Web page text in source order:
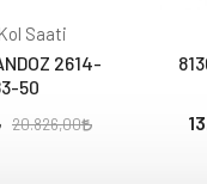
Saati
2614-
50
20.826,00